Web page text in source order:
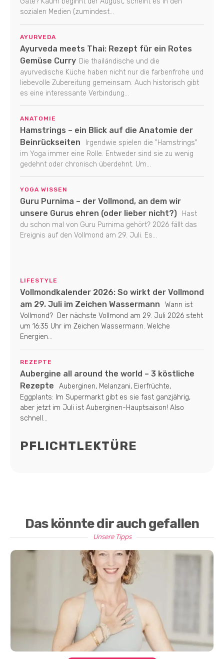
sozialen Medien (zumindest...
AYURVEDA
Ayurveda meets Thai: Rezept für ein Rotes
Gemüse Curry Die thailändische und die
ayurvedische Küche haben nicht nur die farbenfrohe und
liebevolle Zubereitung gemeinsam. Auch historisch gibt
es eine interessante Verbindung...
ANATOMIE
Hamstrings – ein Blick auf die Anatomie der
Beinrückseiten
Irgendwie spielen die "Hamstrings"
im Yoga immer eine Rolle. Entweder sind sie zu wenig
gedehnt oder chronisch überdehnt. Um...
YOGA WISSEN
Guru Purnima – der Vollmond, an dem wir
unsere Gurus ehren (oder lieber nicht?)
Hast
du schon mal von Guru Purnima gehört? 2026 fällt das
Ereignis auf den Vollmond am 29. Juli. Es...
LIFESTYLE
Vollmondkalender 2026: So wirkt der Vollmond
am 29. Juli im Zeichen Wassermann
Wann ist
Vollmond? Der nächste Vollmond am 29. Juli 2026 steht
um 16:35 Uhr im Zeichen Wassermann. Welche
Energien...
REZEPTE
Aubergine all around the world – 3 köstliche
Rezepte
Auberginen, Melanzani, Eierfrüchte,
Eggplants: Im Supermarkt gibt es sie fast ganzjährig,
aber jetzt im Juli ist Auberginen-Hauptsaison! Also
schnell...
PFLICHTLEKTÜRE
Das könnte dir auch gefallen
Unsere Tipps